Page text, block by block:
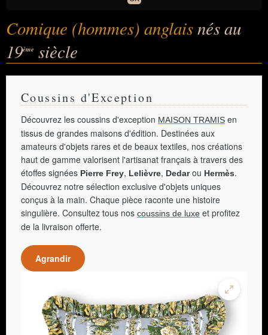
Comique (hommes) anglaisnés au
19ème siècle
Coussins d'Exception
Découvrez les coussins d'exception MAISON TRAMIS en
tissus de grandes maisons d'édition. Destinées aux
amateurs d'objets rares et de beaux textiles, nos créations
haut de gamme valorisent l'artisanat français à travers des
étoffes signées Pierre Frey, Lelièvre, Dedarou Hermès.
Découvrez notre sélection exclusive d'objets uniques
conçus à la main. Chaque pièce raconte une histoire
singulière. Consultez tous nos coussins de luxe et profitez
de la livraison offerte.
Agrandir